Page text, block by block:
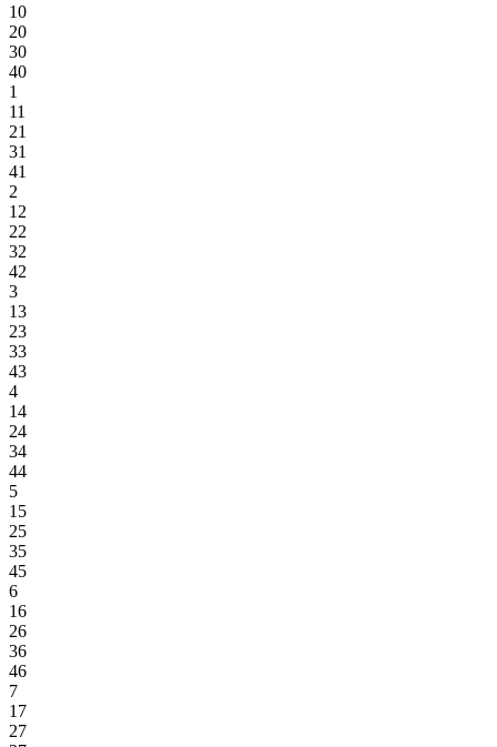
10
20
30
40
1
11
21
31
41
2
12
22
32
42
3
13
23
33
43
4
14
24
34
44
5
15
25
35
45
6
16
26
36
46
7
17
27